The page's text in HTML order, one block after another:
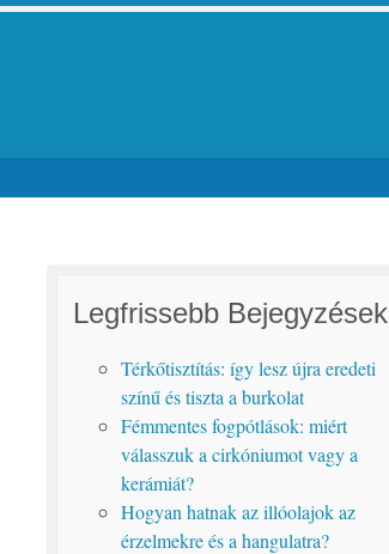
Legfrissebb Bejegyzések
Térkőtisztítás: így lesz újra eredeti
színű és tiszta a burkolat
Fémmentes fogpótlások: miért
válasszuk a cirkóniumot vagy a
kerámiát?
Hogyan hatnak az illóolajok az
érzelmekre és a hangulatra?